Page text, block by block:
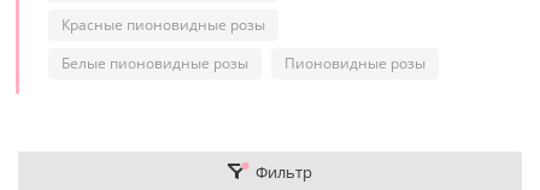
Красные пионовидные розы
Белые пионовидные розы
Пионовидные розы
Фильтр